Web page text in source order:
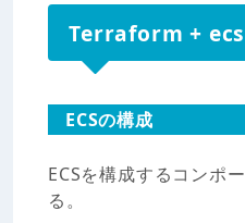
Terraform +
ECSの構成
ECSを構成するコンポ
る。